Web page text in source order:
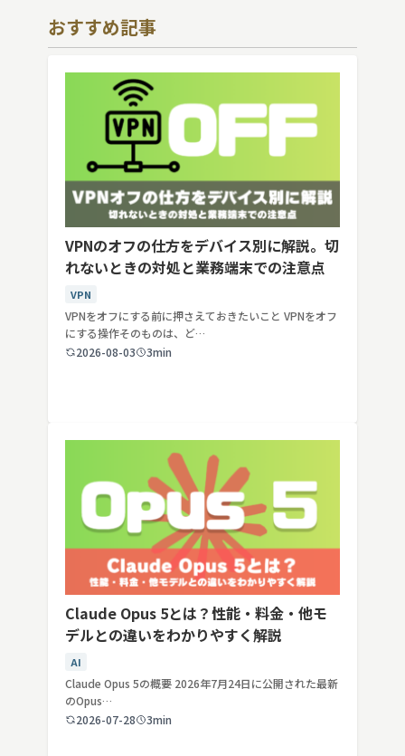
おすすめ記事
VPNのオフの仕方をデバイス別に解説。切
れないときの対処と業務端末での注意点
VPN
VPNをオフにする前に押さえておきたいこと VPNをオフ
にする操作そのものは、ど…
2026-08-03
3min
Claude Opus 5とは？性能・料金・他モ
デルとの違いをわかりやすく解説
AI
Claude Opus 5の概要 2026年7月24日に公開された最新
のOpus…
2026-07-28
3min